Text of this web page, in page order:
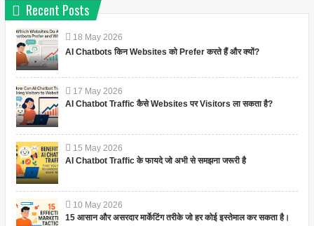
Recent Posts
18 May 2026
AI Chatbots किन Websites को Prefer करते हैं और क्यों?
17 May 2026
AI Chatbot Traffic कैसे Websites पर Visitors ला सकता है?
15 May 2026
AI Chatbot Traffic के फायदे जो अभी से समझना जरूरी है
10 May 2026
15 आसान और असरदार मार्केटिंग तरीके जो हर कोई इस्तेमाल कर सकता है।